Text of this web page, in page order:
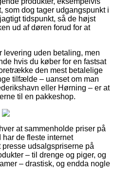
som dog tager udgangspunkt i
tidspunkt, så de højst
ud af døren forud for at
levering uden betaling, men
hvis du køber for en fastsat
den mest betalelige
tilfælde – uanset om man
eller Hørning – er at
til en pakkeshop.
at sammenholde priser på
de fleste internet
udsalgspriserne på
– til drenge og piger, og
– drastisk, og endda nogle